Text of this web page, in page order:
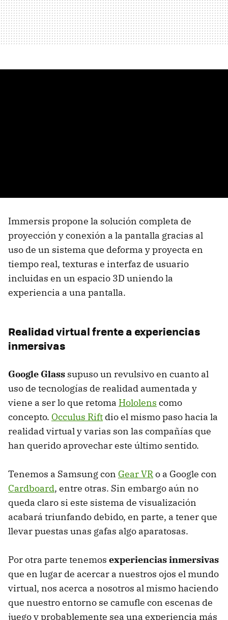
Immersis propone la solución completa de
proyección y conexión a la pantalla gracias al
uso de un sistema que deforma y proyecta en
tiempo real, texturas e interfaz de usuario
incluidas en un espacio 3D uniendo la
experiencia a una pantalla.
Realidad virtual frente a experiencias
inmersivas
Google Glass supuso un revulsivo en cuanto al
uso de tecnologías de realidad aumentada y
viene a ser lo que retoma Hololens como
concepto. Occulus Rift dio el mismo paso hacia la
realidad virtual y varias son las compañías que
han querido aprovechar este último sentido.
Tenemos a Samsung con Gear VRo a Google con
Cardboard, entre otras. Sin embargo aún no
queda claro si este sistema de visualización
acabará triunfando debido, en parte, a tener que
llevar puestas unas gafas algo aparatosas.
Por otra parte tenemos experiencias inmersivas
que en lugar de acercar a nuestros ojos el mundo
virtual, nos acerca a nosotros al mismo haciendo
que nuestro entorno se camufle con escenas de
juego y probablemente sea una experiencia más